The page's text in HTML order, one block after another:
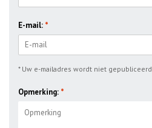
E-mail: *
* Uw e-mailadres wordt niet gepubliceerd.
Opmerking: *